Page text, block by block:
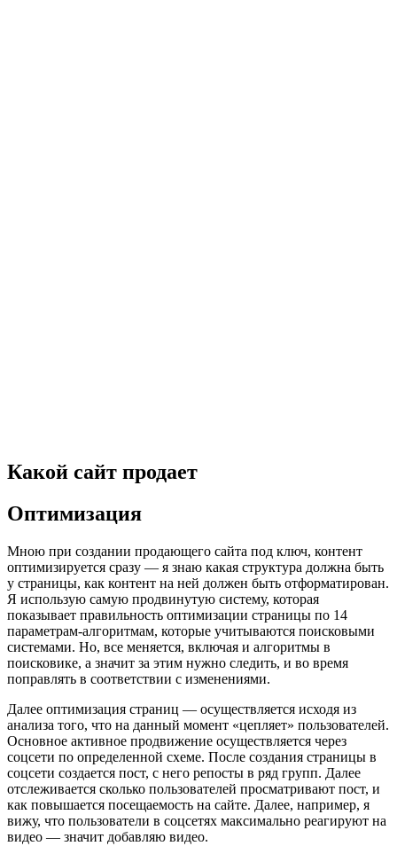
Какой сайт продает
Оптимизация
Мною при создании продающего сайта под ключ, контент
оптимизируется сразу — я знаю какая структура должна быть
у страницы, как контент на ней должен быть отформатирован.
Я использую самую продвинутую систему, которая
показывает правильность оптимизации страницы по 14
параметрам-алгоритмам, которые учитываются поисковыми
системами. Но, все меняется, включая и алгоритмы в
поисковике, а значит за этим нужно следить, и во время
поправлять в соответствии с изменениями.
Далее оптимизация страниц — осуществляется исходя из
анализа того, что на данный момент «цепляет» пользователей.
Основное активное продвижение осуществляется через
соцсети по определенной схеме. После создания страницы в
соцсети создается пост, с него репосты в ряд групп. Далее
отслеживается сколько пользователей просматривают пост, и
как повышается посещаемость на сайте. Далее, например, я
вижу, что пользователи в соцсетях максимально реагируют на
видео — значит добавляю видео.